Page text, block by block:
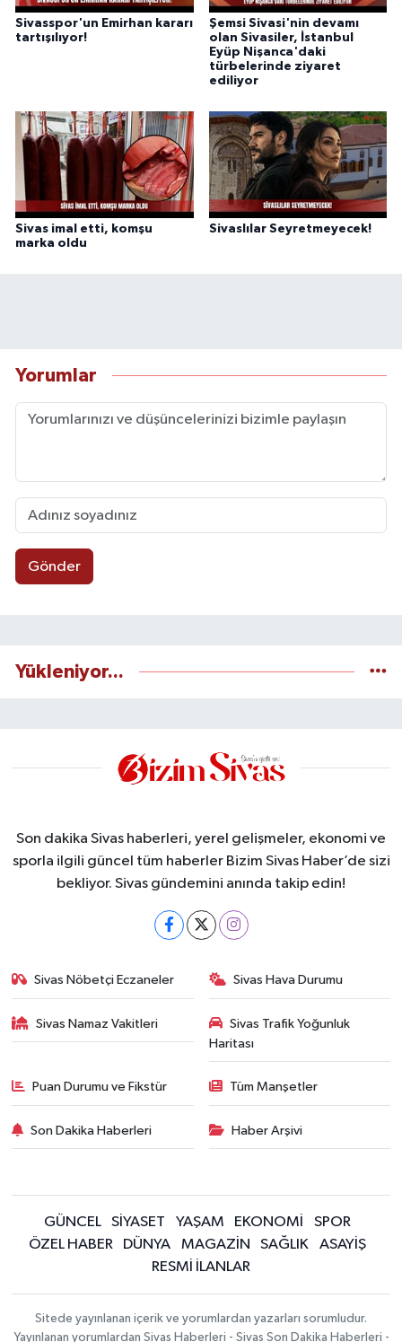
Sivasspor'un Emirhan kararı
tartışılıyor!
Şemsi Sivasi'nin devamı
olan Sivasiler, İstanbul
Eyüp Nişanca'daki
türbelerinde ziyaret
ediliyor
Sivas imal etti, komşu
marka oldu
Sivaslılar Seyretmeyecek!
Yorumlar
Gönder
Yükleniyor...
Son dakika Sivas haberleri, yerel gelişmeler, ekonomi ve
sporla ilgili güncel tüm haberler Bizim Sivas Haber’de sizi
bekliyor. Sivas gündemini anında takip edin!
Sivas Nöbetçi Eczaneler Sivas Hava Durumu
Sivas Namaz Vakitleri
Sivas Trafik Yoğunluk
Haritası
Puan Durumu ve Fikstür Tüm Manşetler
Son Dakika Haberleri Haber Arşivi
GÜNCEL SİYASET YAŞAM EKONOMİ
SPOR
ÖZEL HABER
DÜNYA MAGAZİN SAĞLIK
ASAYİŞ
RESMİ İLANLAR
Sitede yayınlanan içerik ve yorumlardan yazarları sorumludur.
Yayınlanan yorumlardan Sivas Haberleri - Sivas Son Dakika Haberleri -